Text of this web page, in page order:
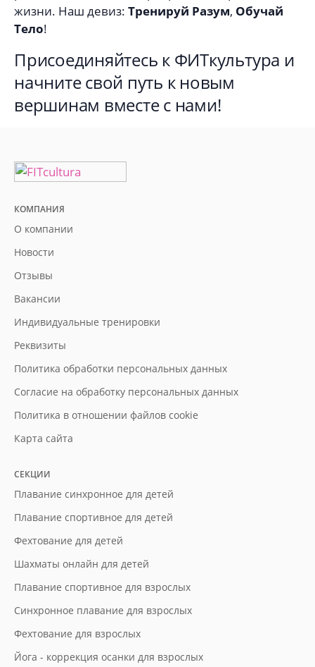
жизни. Наш девиз: Тренируй Разум, Обучай
Тело!
Присоединяйтесь к ФИТкультура и
начните свой путь к новым
вершинам вместе с нами!
КОМПАНИЯ
О компании
Новости
Отзывы
Вакансии
Индивидуальные тренировки
Реквизиты
Политика обработки персональных данных
Согласие на обработку персональных данных
Политика в отношении файлов cookie
Карта сайта
СЕКЦИИ
Плавание синхронное для детей
Плавание спортивное для детей
Фехтование для детей
Шахматы онлайн для детей
Плавание спортивное для взрослых
Синхронное плавание для взрослых
Фехтование для взрослых
Йога - коррекция осанки для взрослых